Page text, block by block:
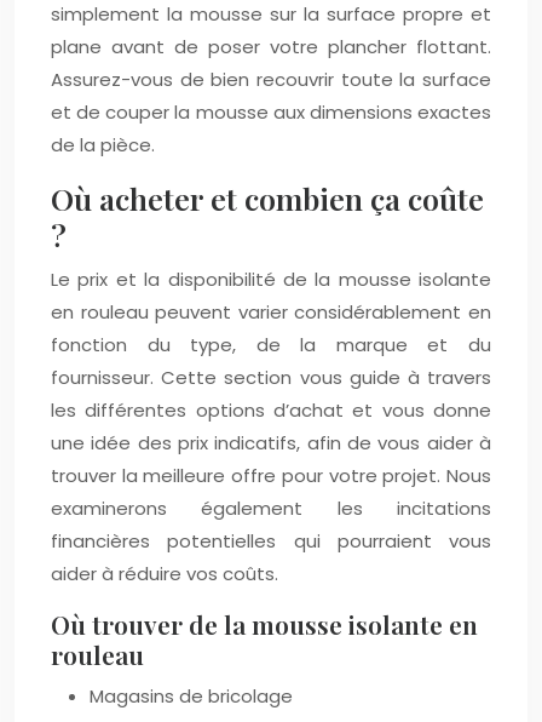
simplement la mousse sur la surface propre et
plane avant de poser votre plancher flottant.
Assurez-vous de bien recouvrir toute la surface
et de couper la mousse aux dimensions exactes
de la pièce.
Où acheter et combien ça coûte
?
Le prix et la disponibilité de la mousse isolante
en rouleau peuvent varier considérablement en
fonction du type, de la marque et du
fournisseur. Cette section vous guide à travers
les différentes options d’achat et vous donne
une idée des prix indicatifs, afin de vous aider à
trouver la meilleure offre pour votre projet. Nous
examinerons également les incitations
financières potentielles qui pourraient vous
aider à réduire vos coûts.
Où trouver de la mousse isolante en
rouleau
Magasins de bricolage